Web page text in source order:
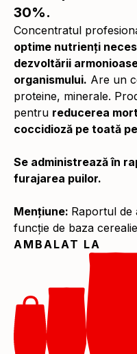
30%.
Concentratul
optime nutrienți
dezvoltării
organismului. Are un
proteine, minerale.
pentru reducerea
coccidioză pe toată
Se administrează în
furajarea puilor.
Mențiune: Raportul de
funcție de baza
AMBALAT LA